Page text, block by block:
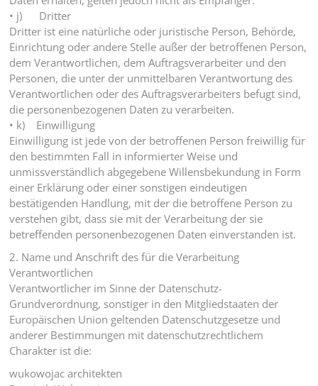
• j) Dritter
Dritter ist eine natürliche oder juristische Person, Behörde,
Einrichtung oder andere Stelle außer der betroffenen Person,
dem Verantwortlichen, dem Auftragsverarbeiter und den
Personen, die unter der unmittelbaren Verantwortung des
Verantwortlichen oder des Auftragsverarbeiters befugt sind,
die personenbezogenen Daten zu verarbeiten.
• k) Einwilligung
Einwilligung ist jede von der betroffenen Person freiwillig für
den bestimmten Fall in informierter Weise und
unmissverständlich abgegebene Willensbekundung in Form
einer Erklärung oder einer sonstigen eindeutigen
bestätigenden Handlung, mit der die betroffene Person zu
verstehen gibt, dass sie mit der Verarbeitung der sie
betreffenden personenbezogenen Daten einverstanden ist.
2. Name und Anschrift des für die Verarbeitung
Verantwortlichen
Verantwortlicher im Sinne der Datenschutz-
Grundverordnung, sonstiger in den Mitgliedstaaten der
Europäischen Union geltenden Datenschutzgesetze und
anderer Bestimmungen mit datenschutzrechtlichem
Charakter ist die:
wukowojac architekten